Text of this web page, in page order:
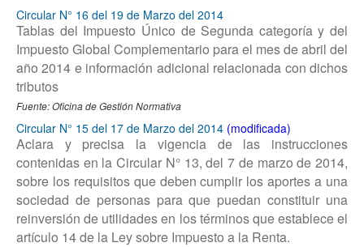
Circular N° 16 del 19 de Marzo del 2014
Tablas del Impuesto Único de Segunda categoría y del
Impuesto Global Complementario para el mes de abril del
año 2014 e información adicional relacionada con dichos
tributos
Fuente: Oficina de Gestión Normativa
Circular N° 15 del 17 de Marzo del 2014
Aclara y precisa la vigencia de las instrucciones
contenidas en la Circular N° 13, del 7 de marzo de 2014,
sobre los requisitos que deben cumplir los aportes a una
sociedad de personas para que puedan constituir una
reinversión de utilidades en los términos que establece el
artículo 14 de la Ley sobre Impuesto a la Renta.